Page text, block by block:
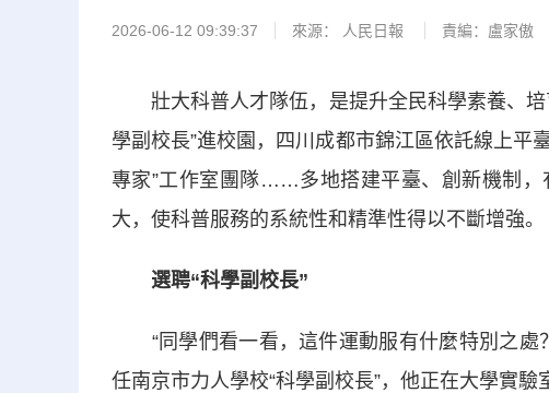
2026-06-12 09:39:37 來源： 人民日報 責編：盧家傲
壯大科普人才隊伍，是提升全民科學素養、培
學副校長”進校園，四川成都市錦江區依託線上平
專家”工作室團隊……多地搭建平臺、創新機制
大，使科普服務的系統性和精準性得以不斷增強。
選聘“科學副校長”
“同學們看一看，這件運動服有什麼特別之處
任南京市力人學校“科學副校長”，他正在大學實驗